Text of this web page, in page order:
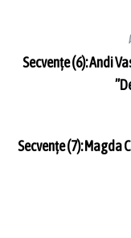
Secvențe (6): Andi
Secvențe (7): Magda